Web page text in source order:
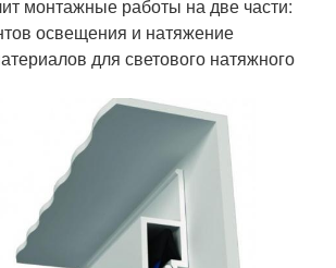
монтажные работы на две части:
освещения и натяжение
для светового натяжного